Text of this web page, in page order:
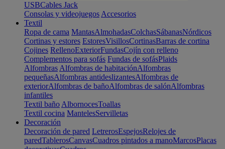
USBCables Jack
Consolas y videojuegos Accesorios
Textil
Ropa de cama MantasAlmohadasColchasSábanasNórdicos
Cortinas y estores EstoresVisillosCortinasBarras de cortina
Cojines RellenoExteriorFundasCojín con relleno
Complementos para sofás Fundas de sofásPlaids
Alfombras Alfombras de habitaciónAlfombras
pequeñasAlfombras antideslizantesAlfombras de
exteriorAlfombras de bañoAlfombras de salónAlfombras
infantiles
Textil baño AlbornocesToallas
Textil cocina MantelesServilletas
Decoración
Decoración de pared LetrerosEspejosRelojes de
paredTablerosCanvasCuadros pintados a manoMarcosPlacas